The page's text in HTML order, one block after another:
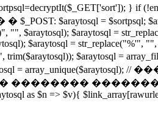
} if
= $sortpsql;
$araytosql); $araytosql =
$araytosql = str_replace("%'",
$araytosql =
=
�������� ������� //
as $n => $v){